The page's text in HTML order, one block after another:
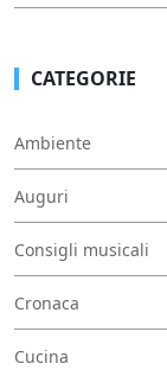
CATEGORIE
Ambiente
Auguri
Consigli musicali
Cronaca
Cucina